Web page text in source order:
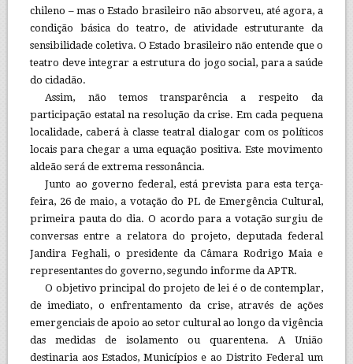
chileno – mas o Estado brasileiro não absorveu, até agora, a
condição básica do teatro, de atividade estruturante da
sensibilidade coletiva. O Estado brasileiro não entende que o
teatro deve integrar a estrutura do jogo social, para a saúde
do cidadão.
Assim, não temos transparência a respeito da
participação estatal na resolução da crise. Em cada pequena
localidade, caberá à classe teatral dialogar com os políticos
locais para chegar a uma equação positiva. Este movimento
aldeão será de extrema ressonância.
Junto ao governo federal, está prevista para esta terça-
feira, 26 de maio, a votação do PL de Emergência Cultural,
primeira pauta do dia. O acordo para a votação surgiu de
conversas entre a relatora do projeto, deputada federal
Jandira Feghali, o presidente da Câmara Rodrigo Maia e
representantes do governo, segundo informe da APTR.
O objetivo principal do projeto de lei é o de contemplar,
de imediato, o enfrentamento da crise, através de ações
emergenciais de apoio ao setor cultural ao longo da vigência
das medidas de isolamento ou quarentena. A União
destinaria aos Estados, Municípios e ao Distrito Federal um